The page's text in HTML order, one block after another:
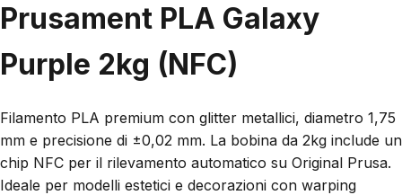
Prusament PLA Galaxy
Purple 2kg (NFC)
Filamento PLA premium con glitter metallici, diametro 1,75
mm e precisione di ±0,02 mm. La bobina da 2kg include un
chip NFC per il rilevamento automatico su Original Prusa.
Ideale per modelli estetici e decorazioni con warping